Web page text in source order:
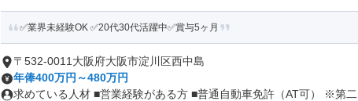
✅業界未経験OK ✅20代30代活躍中✅賞与5ヶ月
〒532-0011大阪府大阪市淀川区西中島
年俸400万円～480万円
求めている人材 ■営業経験がある方 ■普通自動車免許（AT可） ※第二